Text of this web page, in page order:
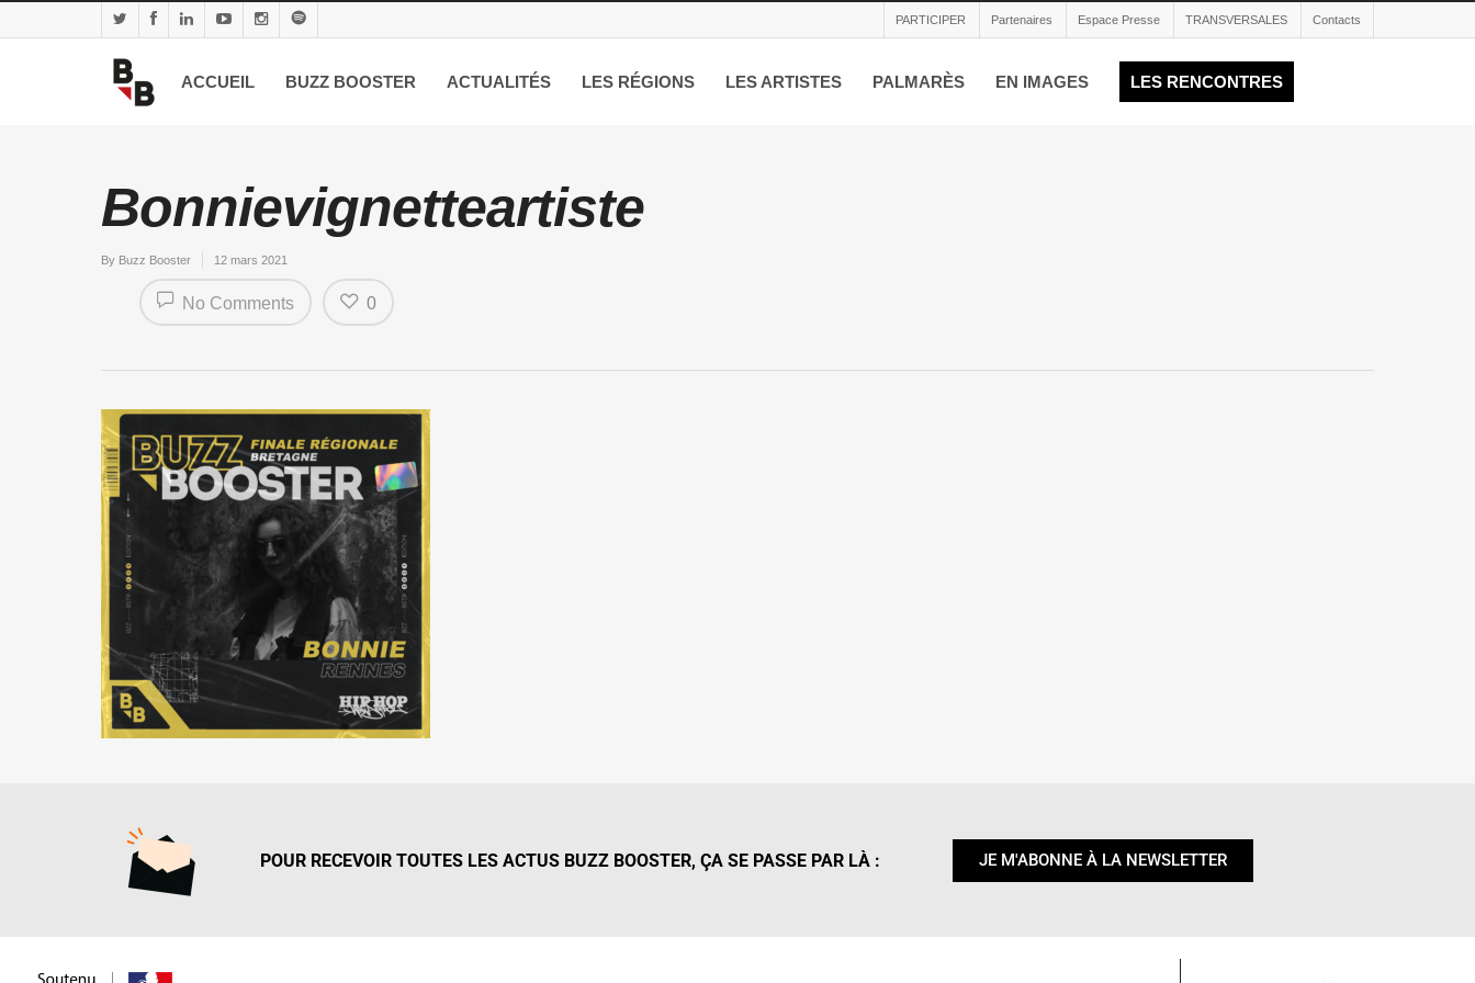
PARTICIPER Partenaires Espace Presse TRANSVERSALES Contacts
ACCUEIL BUZZ BOOSTER ACTUALITÉS LES RÉGIONS LES ARTISTES PALMARÈS EN IMAGES LES RENCONTRES
Bonnievignetteartiste
By Buzz Booster 12 mars 2021
No Comments 0
POUR RECEVOIR TOUTES LES ACTUS BUZZ BOOSTER, ÇA SE PASSE PAR LÀ : JE M'ABONNE À LA NEWSLETTER